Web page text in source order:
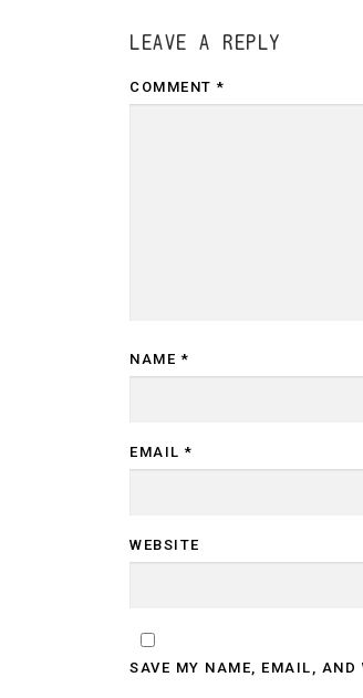
LEAVE A REPLY
COMMENT *
NAME *
EMAIL *
WEBSITE
SAVE MY NAME, EMAIL, AND